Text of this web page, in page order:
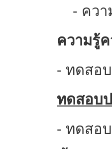
- ความรู้
ความรู้
- ทดสอ
ทดสอบ
- ทดสอ